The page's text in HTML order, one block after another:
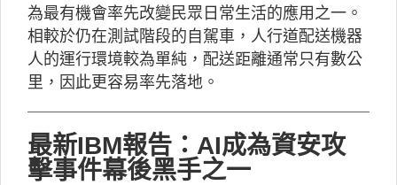
為最有機會率先改變民眾日常生活的應用之一。
相較於仍在測試階段的自駕車，人行道配送機器
人的運行環境較為單純，配送距離通常只有數公
里，因此更容易率先落地。
最新IBM報告：AI成為資安攻
擊事件幕後黑手之一